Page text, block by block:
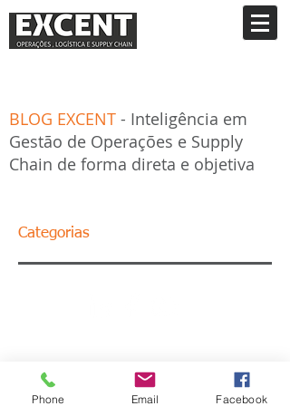
BLOG EXCENT - Inteligência em
Gestão de Operações e Supply
Chain de forma direta e objetiva
Categorias
Phone Email Facebook